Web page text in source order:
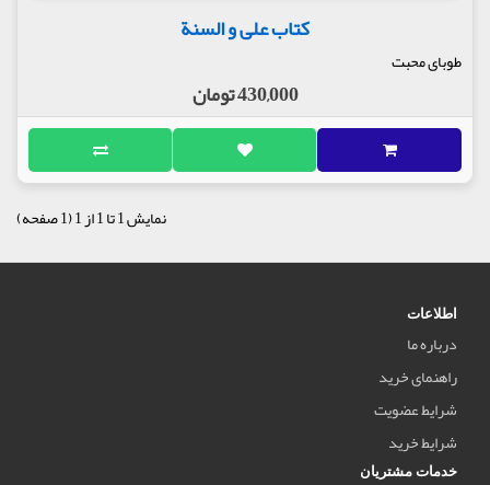
کتاب علی و السنة
طوبای محبت
430,000 تومان
نمایش 1 تا 1 از 1 (1 صفحه)
اطلاعات
درباره ما
راهنمای خرید
شرایط عضویت
شرایط خرید
خدمات مشتریان